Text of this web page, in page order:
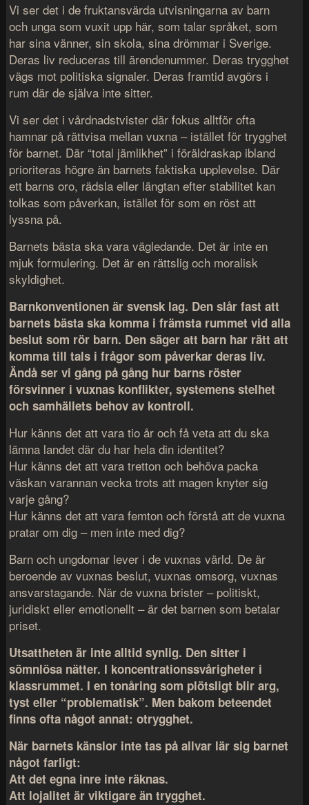
Vi ser det i de fruktansvärda utvisningarna av barn
och unga som vuxit upp här, som talar språket, som
har sina vänner, sin skola, sina drömmar i Sverige.
Deras liv reduceras till ärendenummer. Deras trygghet
vägs mot politiska signaler. Deras framtid avgörs i
rum där de själva inte sitter.
Vi ser det i vårdnadstvister där fokus alltför ofta
hamnar på rättvisa mellan vuxna – istället för trygghet
för barnet. Där “total jämlikhet” i föräldraskap ibland
prioriteras högre än barnets faktiska upplevelse. Där
ett barns oro, rädsla eller längtan efter stabilitet kan
tolkas som påverkan, istället för som en röst att
lyssna på.
Barnets bästa ska vara vägledande. Det är inte en
mjuk formulering. Det är en rättslig och moralisk
skyldighet.
Barnkonventionen är svensk lag. Den slår fast att
barnets bästa ska komma i främsta rummet vid alla
beslut som rör barn. Den säger att barn har rätt att
komma till tals i frågor som påverkar deras liv.
Ändå ser vi gång på gång hur barns röster
försvinner i vuxnas konflikter, systemens stelhet
och samhällets behov av kontroll.
Hur känns det att vara tio år och få veta att du ska
lämna landet där du har hela din identitet?
Hur känns det att vara tretton och behöva packa
väskan varannan vecka trots att magen knyter sig
varje gång?
Hur känns det att vara femton och förstå att de vuxna
pratar om dig – men inte med dig?
Barn och ungdomar lever i de vuxnas värld. De är
beroende av vuxnas beslut, vuxnas omsorg, vuxnas
ansvarstagande. När de vuxna brister – politiskt,
juridiskt eller emotionellt – är det barnen som betalar
priset.
Utsattheten är inte alltid synlig. Den sitter i
sömnlösa nätter. I koncentrationssvårigheter i
klassrummet. I en tonåring som plötsligt blir arg,
tyst eller “problematisk”. Men bakom beteendet
finns ofta något annat: otrygghet.
När barnets känslor inte tas på allvar lär sig barnet
något farligt:
Att det egna inre inte räknas.
Att lojalitet är viktigare än trygghet.